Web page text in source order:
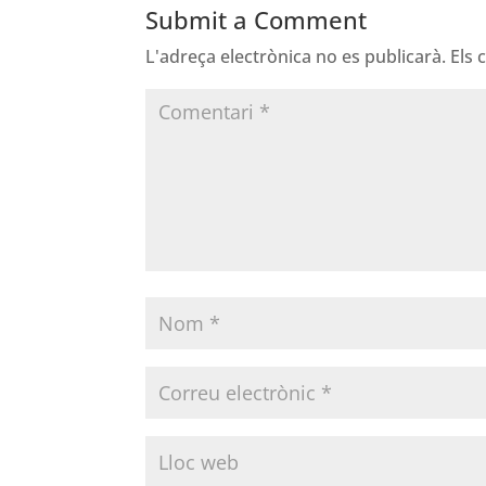
Submit a Comment
L'adreça electrònica no es publicarà. Els